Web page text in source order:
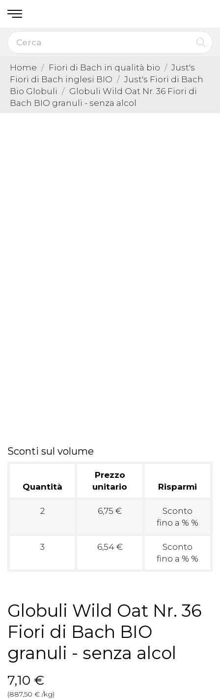
Home Fiori di Bach in qualità bio
Just's
Fiori di Bach inglesi BIO
Just's Fiori di Bach
Bio Globuli
Globuli Wild Oat Nr. 36 Fiori di
Bach BIO granuli - senza alcol
Sconti sul volume
Quantità
Prezzo
unitario
Risparmi
2 6,75 €
Sconto
fino a % %
3 6,54 €
Sconto
fino a % %
Globuli Wild Oat Nr. 36
Fiori di Bach BIO
granuli - senza alcol
7,10 €
(887,50 € /kg)